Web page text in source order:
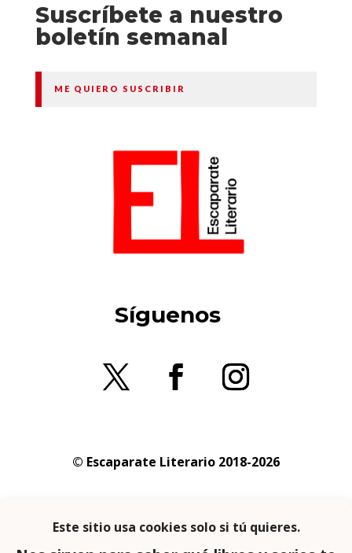
Suscríbete a nuestro
boletín semanal
ME QUIERO SUSCRIBIR
Síguenos
© Escaparate Literario 2018-2026
privacidad